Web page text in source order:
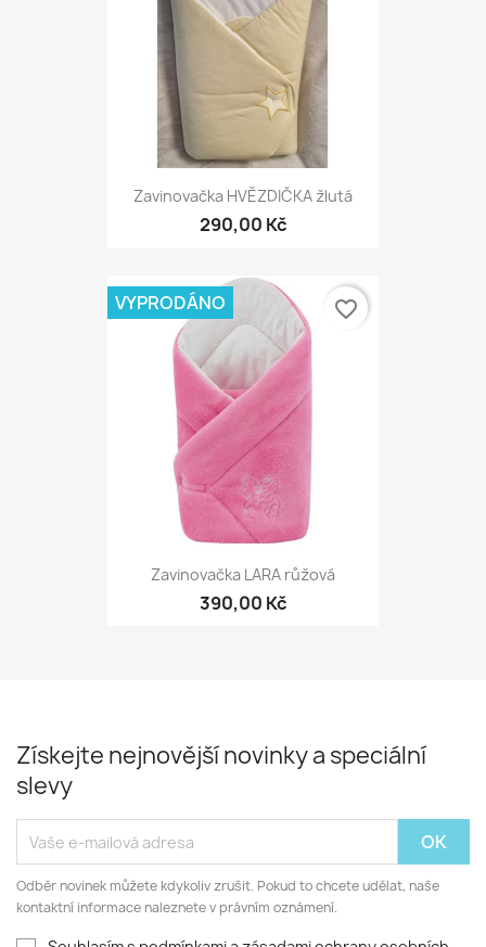
Zavinovačka HVĚZDIČKA žlutá
290,00 Kč
Zavinovačka LARA růžová
390,00 Kč
VYPRODÁNO favorite_border
Získejte nejnovější novinky a speciální
slevy
Odběr novinek můžete kdykoliv zrušit. Pokud to chcete udělat, naše
kontaktní informace naleznete v právním oznámení.